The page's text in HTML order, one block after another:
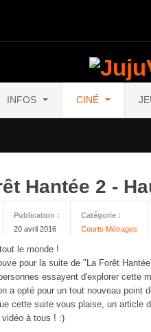
INFOS CINÉ
Hantée 2 -
Publication :
20 avril 2016
Catégorie :
Courts Métrages
le monde !
pour la suite de "La Forêt
essayent d'explorer cette
a opté pour un tout nouveau point
cette suite vous plaise, un article
à tous ! :)